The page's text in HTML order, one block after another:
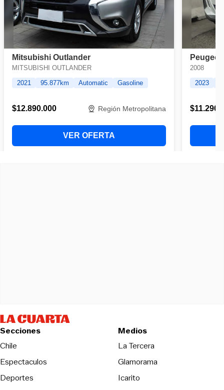
Secciones
Chile
Espectaculos
Deportes
Medios
La TerceraOpens in new
Glamorama
Icarito